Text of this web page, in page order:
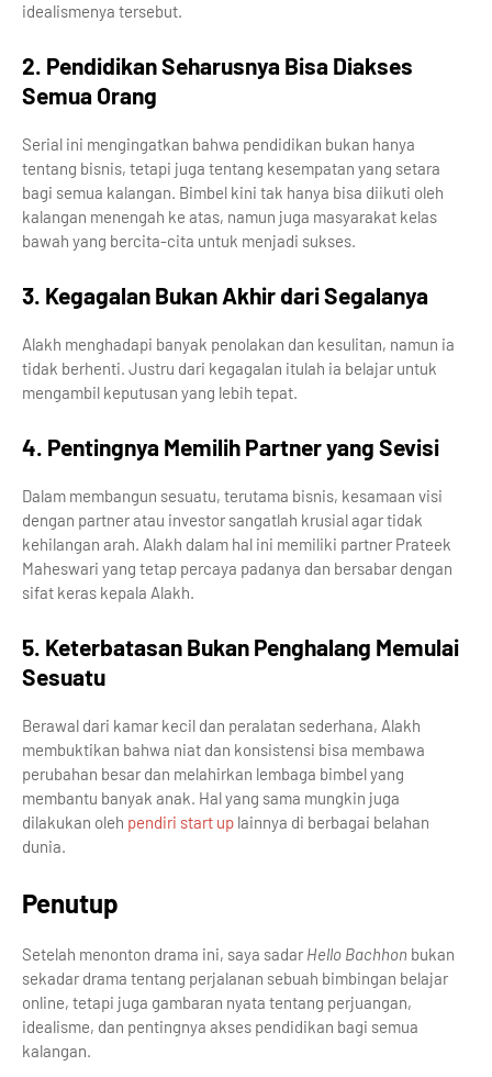
idealismenya tersebut.
2. Pendidikan Seharusnya Bisa Diakses
Semua Orang
Serial ini mengingatkan bahwa pendidikan bukan hanya
tentang bisnis, tetapi juga tentang kesempatan yang setara
bagi semua kalangan. Bimbel kini tak hanya bisa diikuti oleh
kalangan menengah ke atas, namun juga masyarakat kelas
bawah yang bercita-cita untuk menjadi sukses.
3. Kegagalan Bukan Akhir dari Segalanya
Alakh menghadapi banyak penolakan dan kesulitan, namun ia
tidak berhenti. Justru dari kegagalan itulah ia belajar untuk
mengambil keputusan yang lebih tepat.
4. Pentingnya Memilih Partner yang Sevisi
Dalam membangun sesuatu, terutama bisnis, kesamaan visi
dengan partner atau investor sangatlah krusial agar tidak
kehilangan arah. Alakh dalam hal ini memiliki partner Prateek
Maheswari yang tetap percaya padanya dan bersabar dengan
sifat keras kepala Alakh.
5. Keterbatasan Bukan Penghalang Memulai
Sesuatu
Berawal dari kamar kecil dan peralatan sederhana, Alakh
membuktikan bahwa niat dan konsistensi bisa membawa
perubahan besar dan melahirkan lembaga bimbel yang
membantu banyak anak. Hal yang sama mungkin juga
dilakukan oleh pendiri start up lainnya di berbagai belahan
dunia.
Penutup
Setelah menonton drama ini, saya sadar Hello Bachhon bukan
sekadar drama tentang perjalanan sebuah bimbingan belajar
online, tetapi juga gambaran nyata tentang perjuangan,
idealisme, dan pentingnya akses pendidikan bagi semua
kalangan.